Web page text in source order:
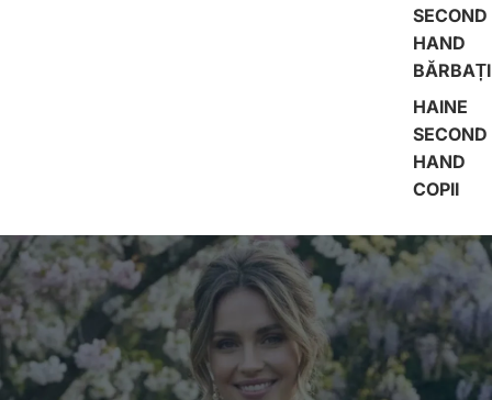
SECOND
HAND
BĂRBAȚI
HAINE
SECOND
HAND
COPII